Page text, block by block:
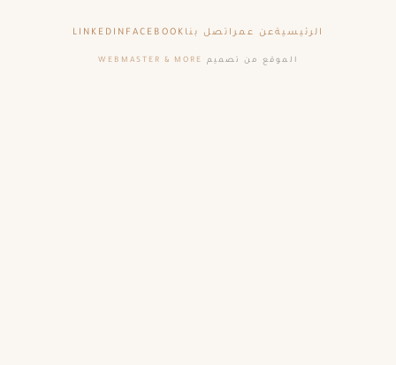
الرئيسيةعن عمر اتصل بنا FACEBOOK
LINKEDIN
الموقع من تصميم WEBMASTER & MORE